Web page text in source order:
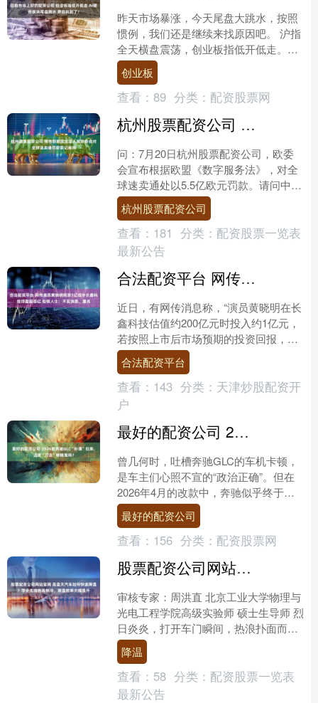
昨天市场暴涨，今天尾盘大跳水，按照
惯例，我们还是继续来找原因吧。 沪指
全天横盘震荡，创业板指低开低走。截
至收盘，沪指涨0.07%，深成指跌
1.42%，创业板指跌....
创业板
查看： 89 分类： 配资股票网
杭州股票配资公司 商务部新闻发言人就欧委会对全球速卖通罚款答记者问
问：7月20日杭州股票配资公司，欧委
会宣布根据欧盟《数字服务法》，对全
球速卖通处以5.5亿欧元罚款。请问中方
对此有何评论？ 答：中方注意到有关情
况，对此表示强烈....
杭州股票配资公司
查看： 181 分类： 配资股票一览表
最新公告
合法配资平台 网传演员黄晓明耗资1亿投中长鑫科技浮盈超百亿 知情人士：不实消息、重名
近日，有网传消息称，“演员黄晓明在长
鑫科技估值约200亿元时投入约1亿元，
若按照上市后市场预期的投资回报，该
笔投资或浮盈超100亿元”。蓝鲸新闻记
者从知情人士处....
合法配资平台
查看： 143 分类： 天津炒股配资开
户
最好的配资公司 2026款奔驰GLC“补课”归来，这波“刀法”够精准吗？
曾几何时，吐槽奔驰GLC的车机卡顿，
是车主们心照不宣的“政治正确”。但在
2026年4月的改款中，奔驰似乎终于听
进了劝——高通8295芯片上车了。配合
前排座椅加热....
最好的配资公司
查看： 156 分类： 配资股票网
股票配资公司网站官网 高温天汽车如何快速降温？学会先排热再制冷，降温效率大幅提升
审核专家：周洪直 北京工业大学物理与
光电工程学院高级实验师 硕士生导师 烈
日炎炎，打开车门瞬间，热浪扑面而
来，座椅烫得坐不住，方向盘不敢碰，
整个车厢就像一个巨大....
降温
查看： 58 分类： 配资股票一览表
最新公告